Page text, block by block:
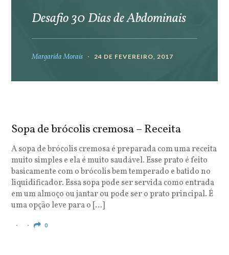
Desafio 30 Dias de Abdominais
Margarida Morais 24 DE FEVEREIRO, 2017
Sopa de brócolis cremosa – Receita
A sopa de brócolis cremosa é preparada com uma receita
muito simples e ela é muito saudável. Esse prato é feito
basicamente com o brócolis bem temperado e batido no
liquidificador. Essa sopa pode ser servida como entrada
em um almoço ou jantar ou pode ser o prato principal. É
uma opção leve para o […]
0